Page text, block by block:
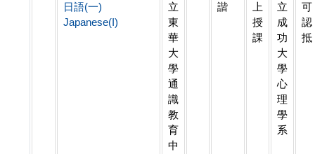
日語(一)
Japanese(I)
立
東
華
大
學
通
識
教
育
中
諧
上
授
課
立
成
功
大
學
心
理
學
系
可
認
抵